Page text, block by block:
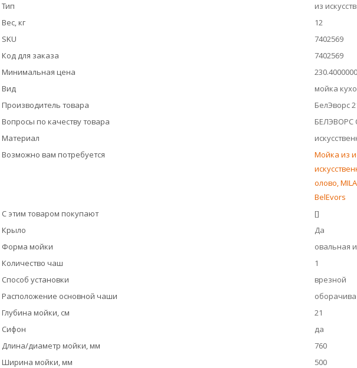
Тип
из
Вес, кг
12
SKU
7402569
Код для заказа
7402569
Минимальная цена
Вид
мойка
Производитель товара
БелЭворс
Вопросы по качеству товара
Материал
Возможно вам потребуется
Мойка из
олово,
BelEvors
С этим товаром покупают
[]
Крыло
Да
Форма мойки
овальная
Количество чаш
1
Способ установки
врезной
Расположение основной чаши
Глубина мойки, см
21
Сифон
да
Длина/диаметр мойки, мм
760
Ширина мойки, мм
500